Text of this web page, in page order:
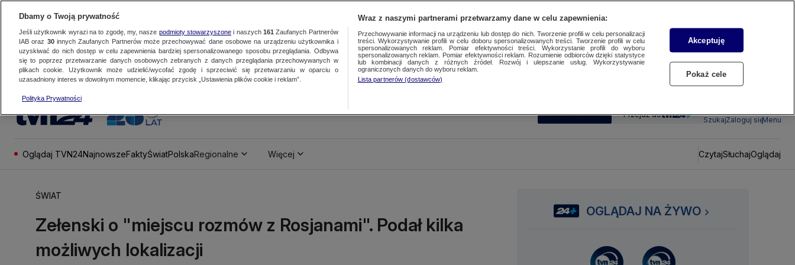
SUBSKRYBUJ Przejdź do
SzukajZaloguj sięMenu
Oglądaj TVN24NajnowszeFaktyŚwiatPolskaRegionalne Więcej CzytajSłuchajOglądaj
ŚWIAT
Zełenski o "miejscu rozmów z Rosjanami". Podał kilka
możliwych lokalizacji
OGLĄDAJ NA ŻYWO
Dbamy o Twoją prywatność
Jeśli użytkownik wyrazi na to zgodę, my, nasze podmioty stowarzyszonei naszych 161 Zaufanych Partnerów
IAB oraz 30innych Zaufanych Partnerów może przechowywać dane osobowe na urządzeniu użytkownika i
uzyskiwać do nich dostęp w celu zapewnienia bardziej spersonalizowanego sposobu przeglądania. Odbywa
się to poprzez przetwarzanie danych osobowych zebranych z danych przeglądania przechowywanych w
plikach cookie. Użytkownik może udzielić/wycofać zgodę i sprzeciwić się przetwarzaniu w oparciu o
uzasadniony interes w dowolnym momencie, klikając przycisk „Ustawienia plików cookie i reklam”.
Polityka Prywatności
Wraz z naszymi partnerami przetwarzamy dane w celu zapewnienia:
Przechowywanie informacji na urządzeniu lub dostęp do nich. Tworzenie profili w celu personalizacji
treści. Wykorzystywanie profili w celu doboru spersonalizowanych treści. Tworzenie profili w celu
spersonalizowanych reklam. Pomiar efektywności treści. Wykorzystanie profili do wyboru
spersonalizowanych reklam. Pomiar efektywności reklam. Rozumienie odbiorców dzięki statystyce
lub kombinacji danych z różnych źródeł. Rozwój i ulepszanie usług. Wykorzystywanie
ograniczonych danych do wyboru reklam.
Lista partnerów (dostawców)
Akceptuję
Pokaż cele